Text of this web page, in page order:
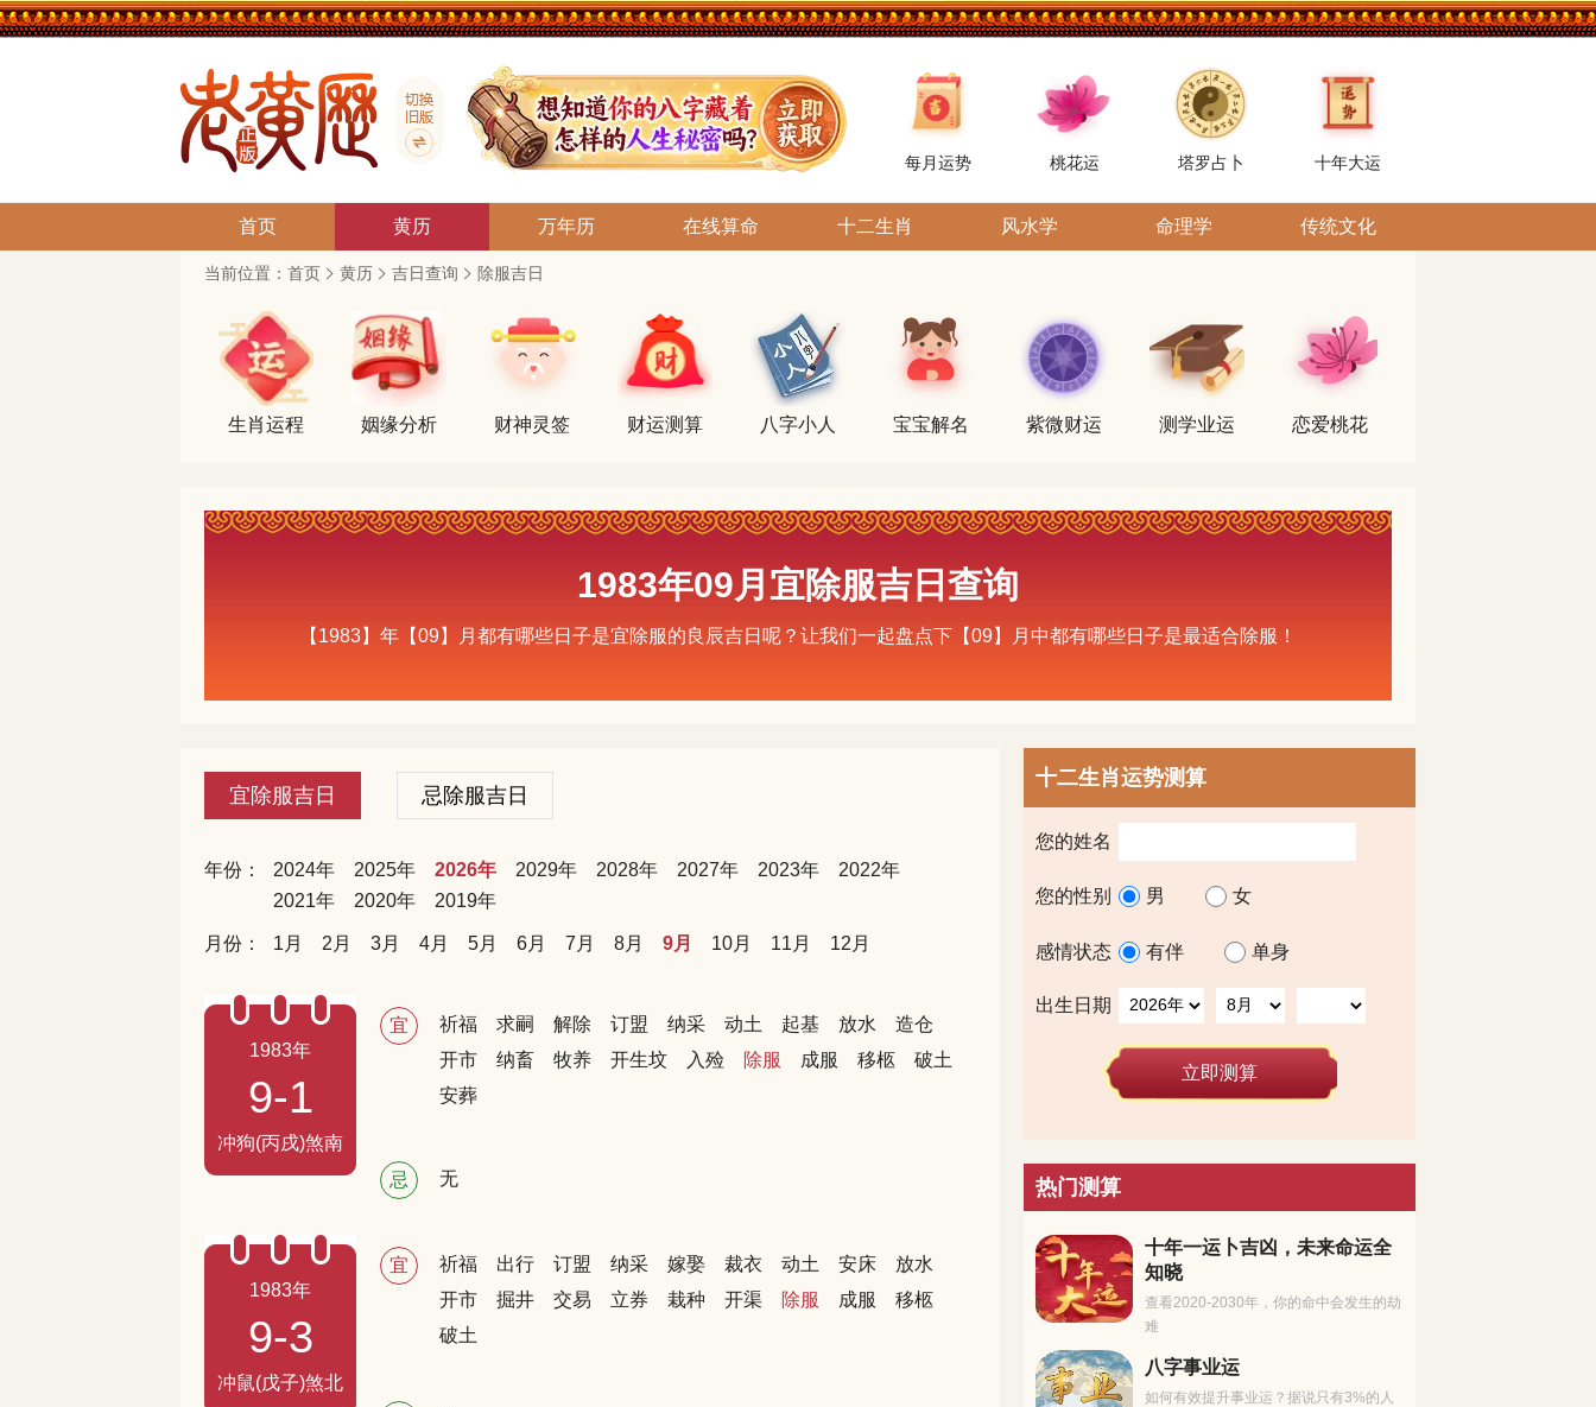
每月运势 桃花运 塔罗占卜 十年大运
首页 黄历 万年历 在线算命 十二生肖 风水学 命理学 传统文化
当前位置： 首页 黄历 吉日查询 除服吉日
生肖运程 姻缘分析 财神灵签 财运测算 八字小人 宝宝解名 紫微财运 测学业运 恋爱桃花
1983年09月宜除服吉日查询
【1983】年【09】月都有哪些日子是宜除服的良辰吉日呢？让我们一起盘点下【09】月中都有哪些日子是最适合除服！
宜除服吉日 忌除服吉日
年份： 2024年 2025年 2026年 2029年 2028年 2027年 2023年
2022年
2021年
2020年 2019年
月份： 1月 2月 3月 4月 5月 6月 7月 8月 9月 10月 11月 12月
1983年
9-1
冲狗(丙戌)煞南
宜 祈福 求嗣 解除 订盟 纳采 动土 起基 放水
造仓
开市
纳畜 牧养 开生坟 入殓 除服 成服 移柩
破土
安葬
忌 无
1983年
9-3
冲鼠(戊子)煞北
宜 祈福 出行 订盟 纳采 嫁娶 裁衣 动土 安床
放水
开市
掘井 交易 立券 栽种 开渠 除服 成服
移柩
破土
十二生肖运势测算
您的姓名
您的性别 男 女
感情状态 有伴 单身
出生日期
立即测算
热门测算
十年一运卜吉凶，未来命运全
知晓
查看2020-2030年，你的命中会发生的劫
难
八字事业运
如何有效提升事业运？据说只有3%的人